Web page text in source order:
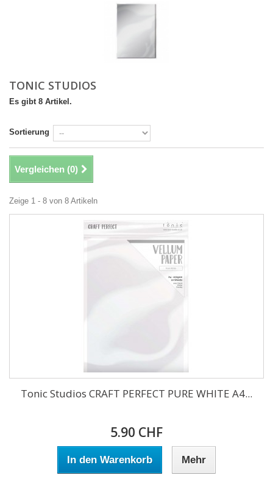
TONIC STUDIOS
Es gibt 8 Artikel.
Sortierung
Vergleichen (0)
Zeige 1 - 8 von 8 Artikeln
Tonic Studios CRAFT PERFECT PURE WHITE A4...
5.90 CHF
In den Warenkorb Mehr